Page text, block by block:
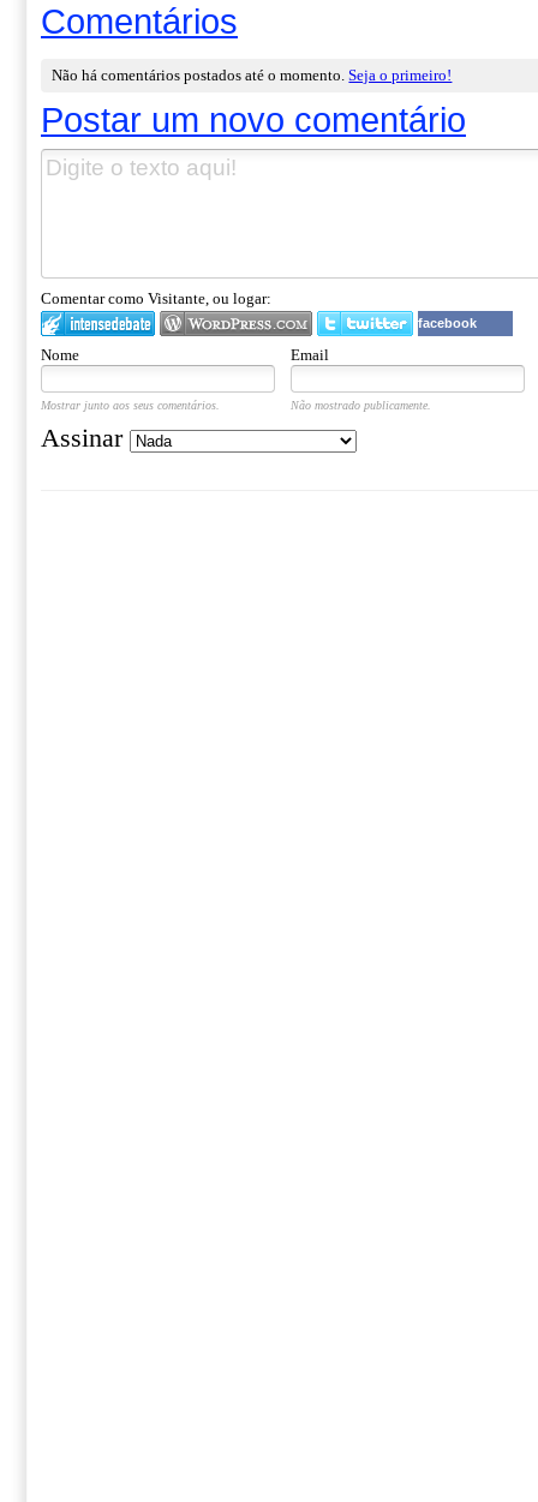
Comentários
Não há comentários postados até o momento.Seja o primeiro!
Postar um novo comentário
Comentar como Visitante, ou logar:
facebook
Nome Email
Mostrar junto aos seus comentários. Não mostrado publicamente.
Assinar